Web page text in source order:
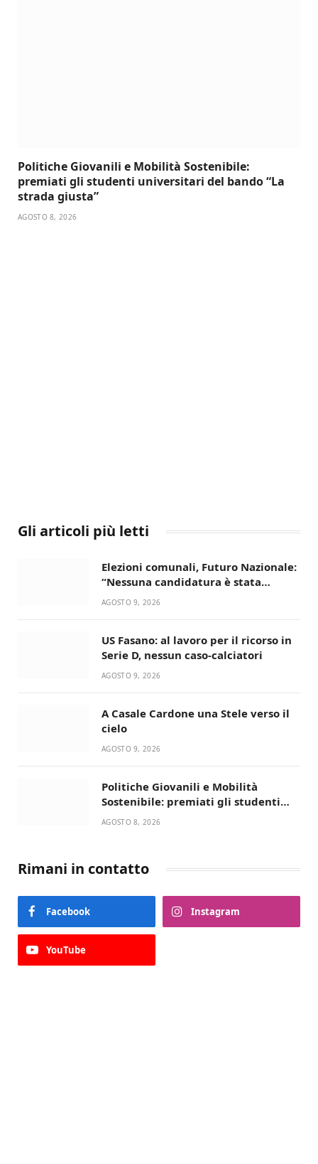
Politiche Giovanili e Mobilità Sostenibile:
premiati gli studenti universitari del bando “La
strada giusta”
AGOSTO 8, 2026
Gli articoli più letti
Elezioni comunali, Futuro Nazionale:
“Nessuna candidatura è stata
ancora decisa”
AGOSTO 9, 2026
US Fasano: al lavoro per il ricorso in
Serie D, nessun caso-calciatori
AGOSTO 9, 2026
A Casale Cardone una Stele verso il
cielo
AGOSTO 9, 2026
Politiche Giovanili e Mobilità
Sostenibile: premiati gli studenti
universitari del bando “La strada
AGOSTO 8, 2026
Rimani in contatto
Facebook Instagram
YouTube